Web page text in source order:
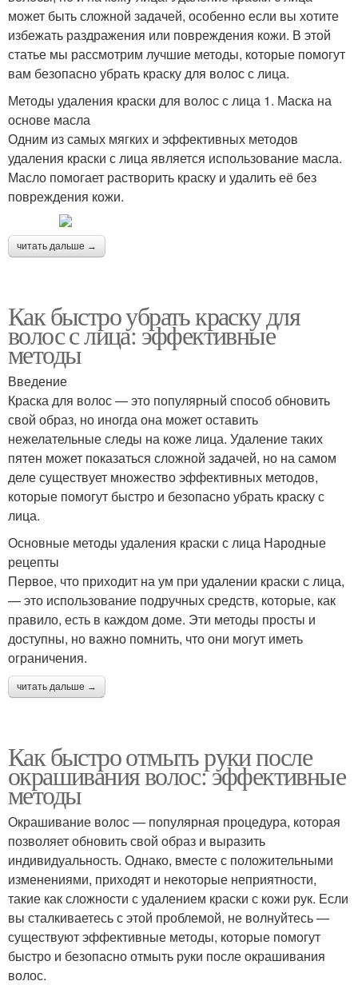
может быть сложной задачей, особенно если вы хотите
избежать раздражения или повреждения кожи. В этой
статье мы рассмотрим лучшие методы, которые помогут
вам безопасно убрать краску для волос с лица.
Методы удаления краски для волос с лица 1. Маска на
основе масла
Одним из самых мягких и эффективных методов
удаления краски с лица является использование масла.
Масло помогает растворить краску и удалить её без
повреждения кожи.
читать дальше →
Как быстро убрать краску для
волос с лица: эффективные
методы
Введение
Краска для волос — это популярный способ обновить
свой образ, но иногда она может оставить
нежелательные следы на коже лица. Удаление таких
пятен может показаться сложной задачей, но на самом
деле существует множество эффективных методов,
которые помогут быстро и безопасно убрать краску с
лица.
Основные методы удаления краски с лица Народные
рецепты
Первое, что приходит на ум при удалении краски с лица,
— это использование подручных средств, которые, как
правило, есть в каждом доме. Эти методы просты и
доступны, но важно помнить, что они могут иметь
ограничения.
читать дальше →
Как быстро отмыть руки после
окрашивания волос: эффективные
методы
Окрашивание волос — популярная процедура, которая
позволяет обновить свой образ и выразить
индивидуальность. Однако, вместе с положительными
изменениями, приходят и некоторые неприятности,
такие как сложности с удалением краски с кожи рук. Если
вы сталкиваетесь с этой проблемой, не волнуйтесь —
существуют эффективные методы, которые помогут
быстро и безопасно отмыть руки после окрашивания
волос.